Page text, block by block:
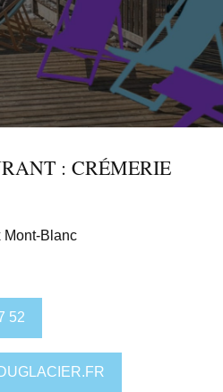
: CRÉMERIE
Mont-Blanc
52